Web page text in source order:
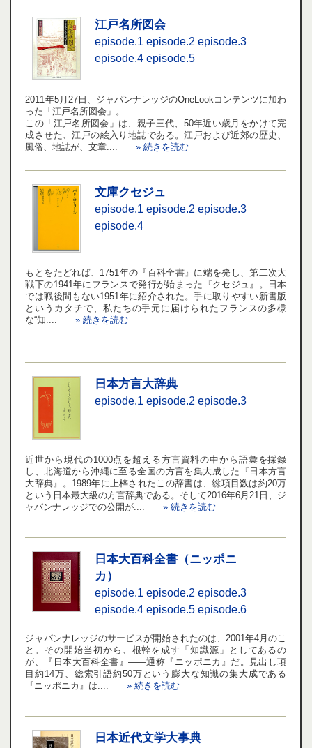
江戸名所図会
episode.1 episode.2 episode.3
episode.4 episode.5
2011年5月27日、ジャパンナレッジのOneLookコンテンツに加わ
った「江戸名所図会」。
この「江戸名所図会」は、親子三代、50年近い歳月をかけて完
成させた、江戸の絵入り地誌である。江戸および近郊の歴史、
風俗、地誌が、文章....» 続きを読む
文庫クセジュ
episode.1 episode.2 episode.3
episode.4
もとをたどれば、1751年の『百科全書』に端を発し、第二次大
戦下の1941年にフランスで発行が始まった『クセジュ』。日本
では戦後間もない1951年に紹介された。手に取りやすい新書版
というカタチで、私たちの手元に届けられたフランスの多様
な“知....» 続きを読む
日本方言大辞典
episode.1 episode.2 episode.3
近世から現代の1000点を超える方言資料の中から語彙を採録
し、北海道から沖縄に至る全国の方言を集大成した『日本方言
大辞典』。1989年に上梓されたこの辞書は、総項目数は約20万
という日本最大級の方言辞典である。そして2016年6月21日、ジ
ャパンナレッジでの公開が....» 続きを読む
日本大百科全書（ニッポニ
カ）
episode.1 episode.2 episode.3
episode.4 episode.5 episode.6
ジャパンナレッジのサービスが開始されたのは、2001年4月のこ
と。その開始当初から、根幹を成す「知識源」としてあるの
が、『日本大百科全書』――通称『ニッポニカ』だ。見出し項
目約14万、総索引語約50万という膨大な知識の集大成である
『ニッポニカ』は....» 続きを読む
日本近代文学大事典